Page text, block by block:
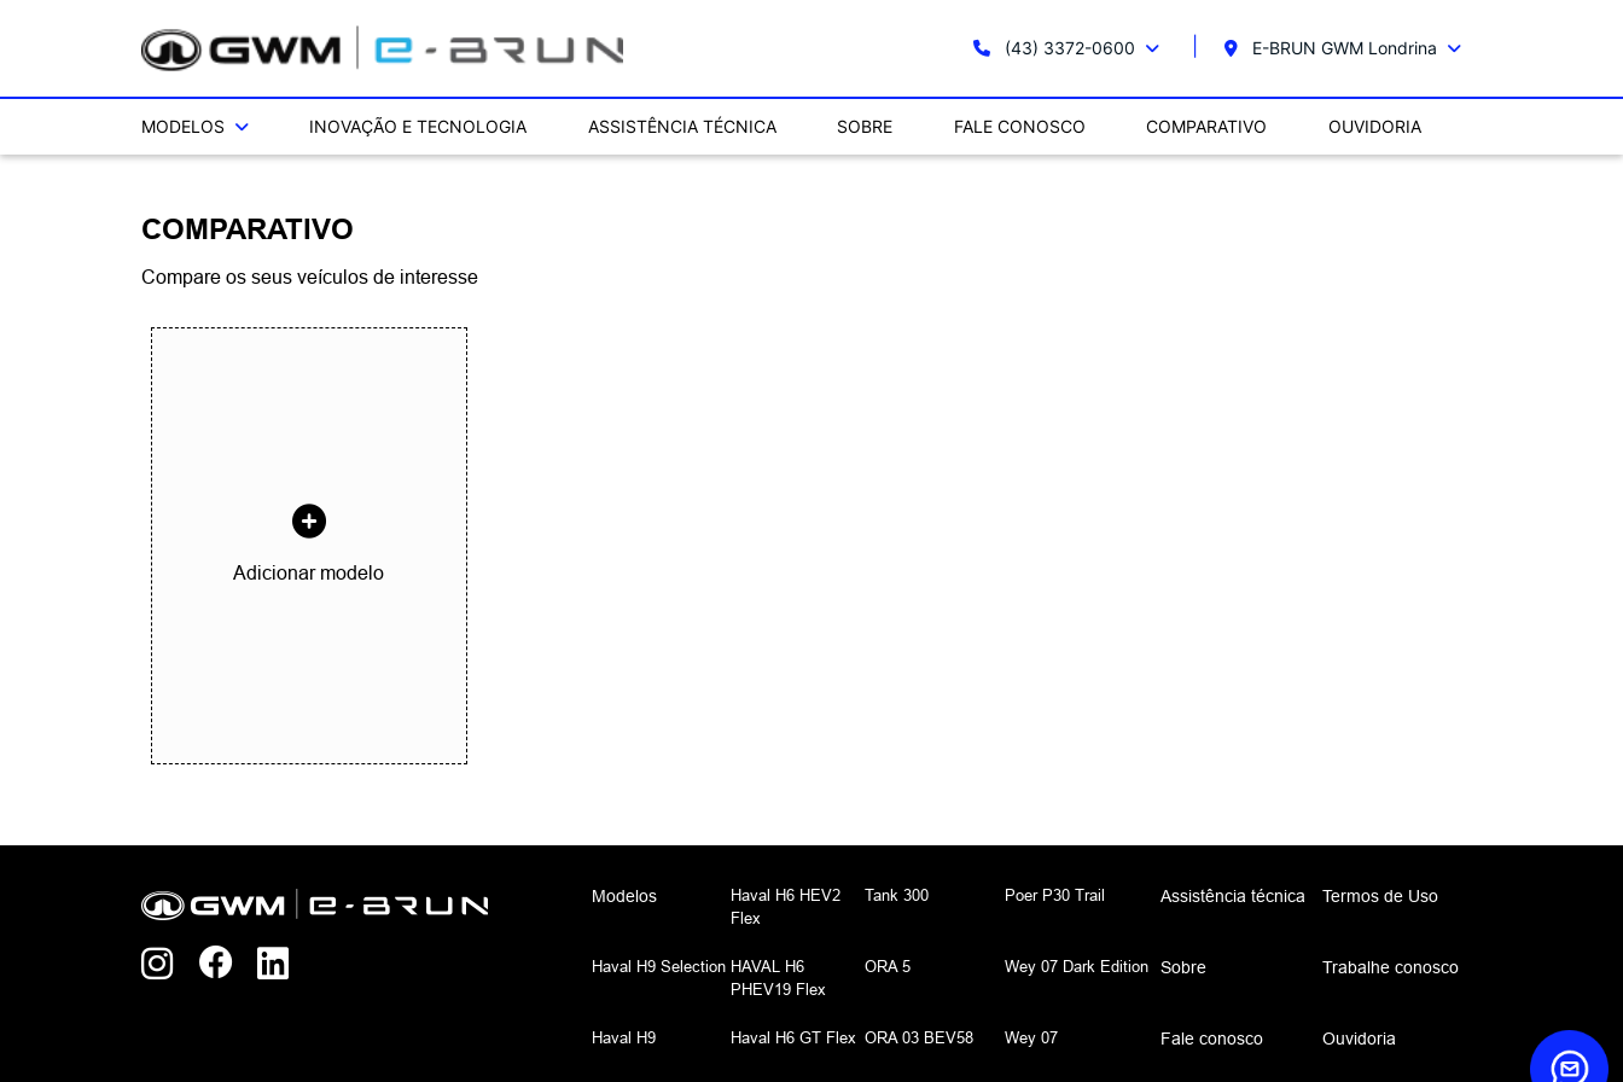
(43) 3372-0600 E-BRUN GWM Londrina
MODELOS INOVAÇÃO E TECNOLOGIA ASSISTÊNCIA TÉCNICA SOBRE FALE CONOSCO COMPARATIVO OUVIDORIA
COMPARATIVO
Compare os seus veículos de interesse
Adicionar modelo
Modelos
Haval H9 Selection
Haval H9
Haval H6 HEV2
Flex
HAVAL H6
PHEV19 Flex
Haval H6 GT Flex
Tank 300
ORA 5
ORA 03 BEV58
Poer P30 Trail
Wey 07 Dark Edition
Wey 07
Assistência técnica
Sobre
Fale conosco
Termos de Uso
Trabalhe conosco
Ouvidoria